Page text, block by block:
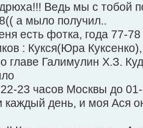
Ведь мы с тобой
а мыло получил..
есть фотка, года 77-78
: Кукся(Юра
главе Галимулин Х.З.
23 часов Москвы до
каждый день, и моя Ася